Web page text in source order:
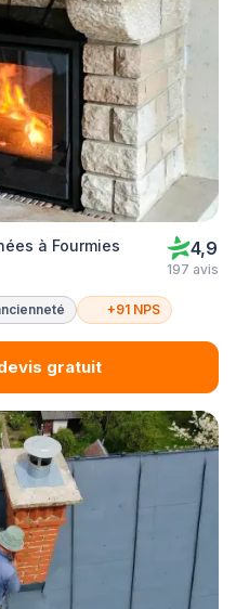
à Fourmies 4,9
197 avis
+91 NPS
gratuit